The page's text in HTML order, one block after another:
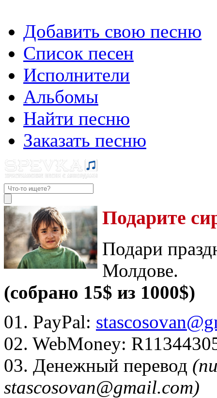
Добавить свою песню
Список песен
Исполнители
Альбомы
Найти песню
Заказать песню
Подарите
Подари
Молдове.
(собрано 15$ из 1000$)
01. PayPal:
02. WebMoney:
03. Денежный перевод
stascosovan@gmail.com)